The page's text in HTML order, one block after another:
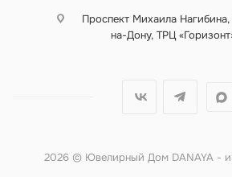
Проспект Михаила
на-Дону, ТРЦ
2026 © Ювелирный Дом DANAYA -